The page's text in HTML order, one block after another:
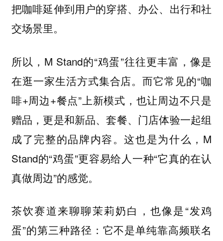
把咖啡延伸到用户的穿搭、办公、出行和社
交场景里。
所以，M Stand的“鸡蛋”往往更丰富，像是
在逛一家生活方式集合店。而它常见的“咖
啡+周边+餐点”上新模式，也让周边不只是
赠品，更是和新品、套餐、门店体验一起组
成了完整的品牌内容。这也是为什么，M
Stand的“鸡蛋”更容易给人一种“它真的在认
真做周边”的感觉。
茶饮赛道来聊聊茉莉奶白，也像是“发鸡
蛋”的第三种路径：它不是单纯靠高频联名